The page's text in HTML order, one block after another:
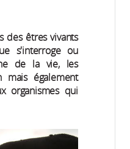
des êtres vivants
s'interroge ou
de la vie, les
mais également
organismes qui